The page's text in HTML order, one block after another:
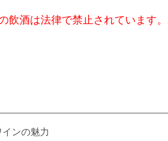
飲酒は法律で禁止されています
ンの魅力